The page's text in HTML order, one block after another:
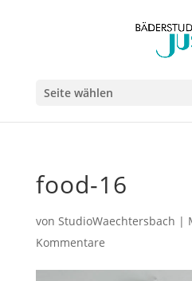
Seite wählen
food-16
von StudioWaechtersbach |
Kommentare